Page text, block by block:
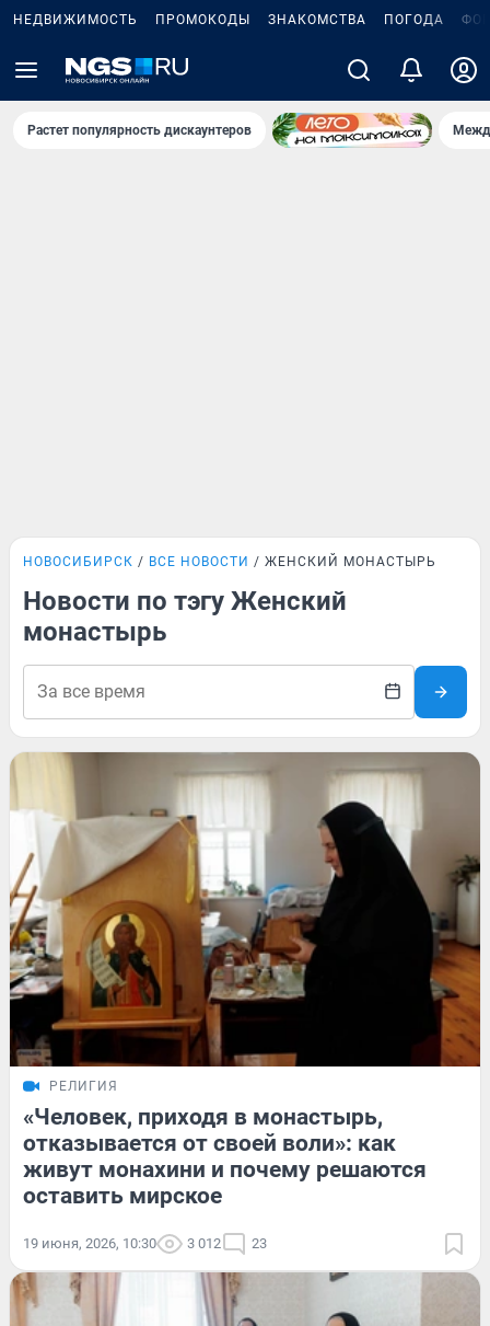
НЕДВИЖИМОСТЬ ПРОМОКОДЫ ЗНАКОМСТВА ПОГОДА
Растет популярность дискаунтеров
НОВОСИБИРСК ВСЕ НОВОСТИ ЖЕНСКИЙ МОНАСТЫРЬ
Новости по тэгу Женский
монастырь
РЕЛИГИЯ
«Человек, приходя в монастырь,
отказывается от своей воли»: как
живут монахини и почему решаются
оставить мирское
19 июня, 2026, 10:30 3 012 23